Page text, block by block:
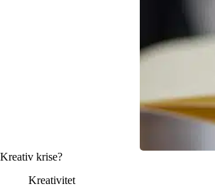
Kreativ krise?
Kreativitet